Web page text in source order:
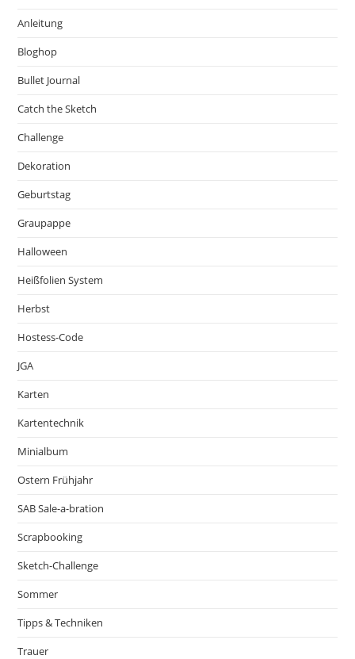
Anleitung
Bloghop
Bullet Journal
Catch the Sketch
Challenge
Dekoration
Geburtstag
Graupappe
Halloween
Heißfolien System
Herbst
Hostess-Code
JGA
Karten
Kartentechnik
Minialbum
Ostern Frühjahr
SAB Sale-a-bration
Scrapbooking
Sketch-Challenge
Sommer
Tipps & Techniken
Trauer